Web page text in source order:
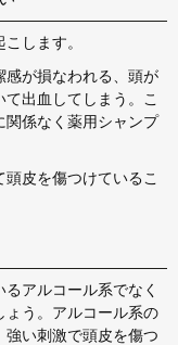
します。
感が損なわれる、頭が
出血してしまう。こ
関係なく薬用シャンプ
皮を傷つけているこ
アルコール系でなく
ょう。アルコール系の
強い刺激で頭皮を傷つ